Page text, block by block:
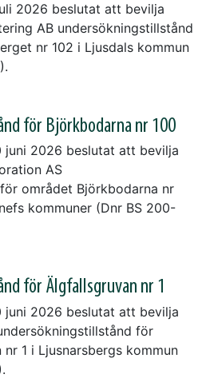
2026 beslutat att bevilja
AB undersökningstillstånd
nr 102 i Ljusdals kommun
för Björkbodarna nr 100
juni 2026 beslutat att bevilja
AS
området Björkbodarna nr
kommuner (Dnr BS 200-
för Älgfallsgruvan nr 1
juni 2026 beslutat att bevilja
för
1 i Ljusnarsbergs kommun